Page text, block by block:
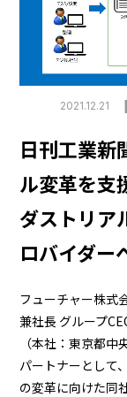
2021.12.21
日刊工業新
ル変革を支
ダストリア
ロバイダー
フューチャー株式
兼社長 グループ
（本社：東京都
パートナーとして
の変革に向けた同